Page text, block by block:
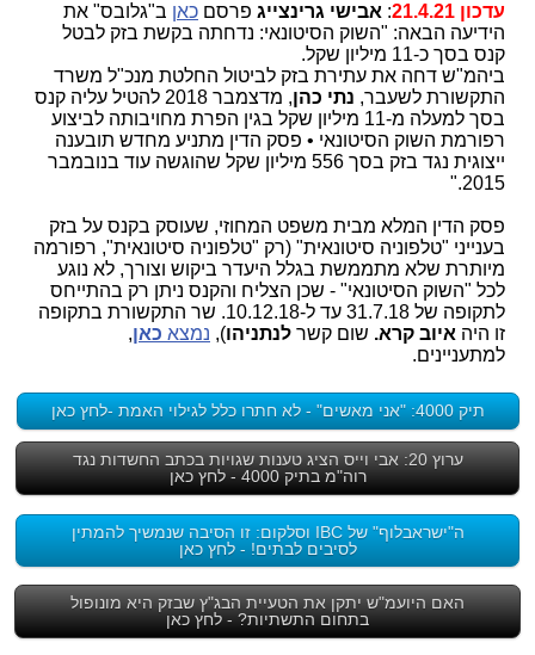
עדכון 21.4.21 : אבישי גרינצייג פרסם כאן ב"גלובס" את
הידיעה הבאה: "השוק הסיטונאי: נדחתה בקשת בזק לבטל
קנס בסך כ-11 מיליון שקל.
ביהמ"ש דחה את עתירת בזק לביטול החלטת מנכ"ל משרד
התקשורת לשעבר, נתי כהן
, מדצמבר 2018 להטיל עליה קנס
בסך למעלה מ-11 מיליון שקל בגין הפרת מחויבותה לביצוע
רפורמת השוק הסיטונאי • פסק הדין מתניע מחדש תובענה
ייצוגית נגד בזק בסך 556 מיליון שקל שהוגשה עוד בנובמבר
2015."
פסק הדין המלא מבית משפט המחוזי, שעוסק בקנס על בזק
בענייני "טלפוניה סיטונאית" (רק "טלפוניה סיטונאית", רפורמה
מיותרת שלא מתממשת בגלל היעדר ביקוש וצורך, לא נוגע
לכל "השוק הסיטונאי" - שכן הצליח והקנס ניתן רק בהתייחס
לתקופה של 31.7.18 עד ל-10.12.18. שר התקשורת בתקופה
זו היה איוב קרא. שום קשר לנתניהו), נמצא כאן,
למתעניינים.
תיק 4000: "אני מאשים" - לא חתרו כלל לגילוי האמת -לחץ כאן
ערוץ 20: אבי וייס הציג טענות שגויות בכתב החשדות נגד
רוה"מ בתיק 4000 - לחץ כאן
ה"ישראבלוף" של IBC וסלקום: זו הסיבה שנמשיך להמתין
לסיבים לבתים! - לחץ כאן
האם היועמ"ש יתקן את הטעיית הבג"ץ שבזק היא מונופול
בתחום התשתיות? - לחץ כאן